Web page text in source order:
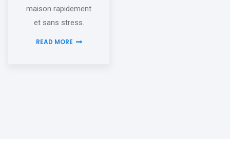
maison rapidement
et sans stress.
READ MORE